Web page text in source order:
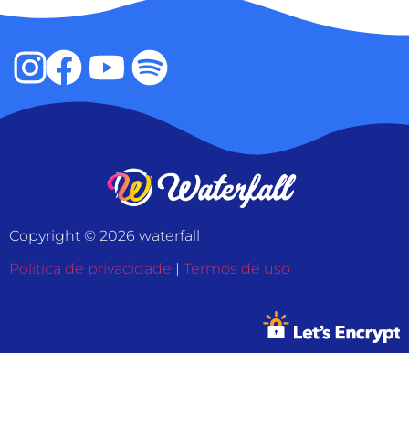
Copyright © 2026 waterfall
Politica de privacidade
Termos de uso